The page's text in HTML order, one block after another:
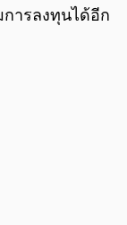
ารลงทุนได้อีก